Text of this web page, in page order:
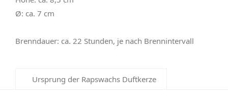
Ø: ca. 7 cm
Brenndauer: ca. 22 Stunden, je nach Brennintervall
Ursprung der Rapswachs Duftkerze